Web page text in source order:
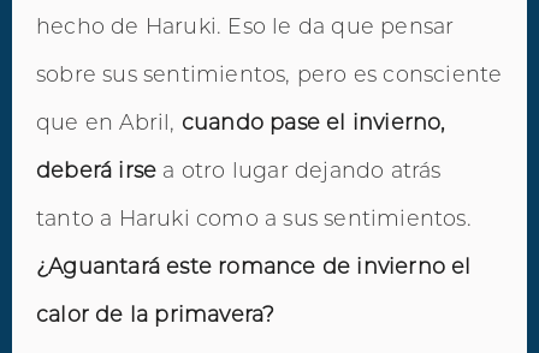
hecho de Haruki. Eso le da que pensar
sobre sus sentimientos, pero es consciente
que en Abril, cuando pase el invierno,
deberá irse a otro lugar dejando atrás
tanto a Haruki como a sus sentimientos.
¿Aguantará este romance de invierno el
calor de la primavera?